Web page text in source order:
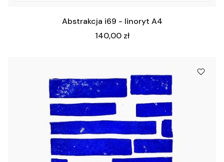
Abstrakcja i69 - linoryt A4
Cena
140,00 zł